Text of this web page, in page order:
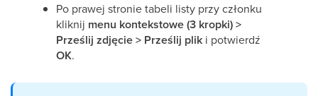
Po prawej stronie tabeli listy przy członku
kliknij menu kontekstowe (3 kropki) >
Prześlij zdjęcie > Prześlij plik i potwierdź
OK.